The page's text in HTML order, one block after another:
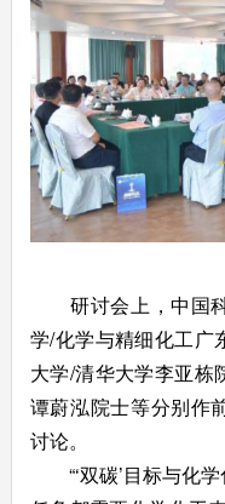
研讨会上，中国科
学/化学与精细化工广
大学/清华大学李亚栋
谭蔚泓院士等分别作
讨论。
“‘双碳’目标与化学